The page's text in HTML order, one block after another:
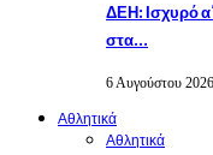
ΔΕΗ: Ισχυρό
στα…
6 Αυγούστου 2026
Αθλητικά
Αθλητικά